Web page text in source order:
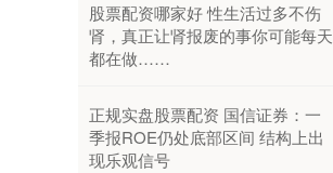
股票配资哪家好 性生活过多不伤
肾，真正让肾报废的事你可能每天
都在做……
正规实盘股票配资 国信证券：一
季报ROE仍处底部区间 结构上出
现乐观信号